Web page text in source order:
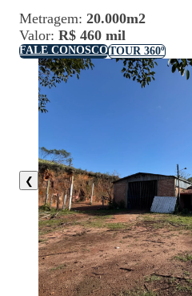
Metragem: 20.000m2
Valor: R$ 460 mil
FALE CONOSCOTOUR 360º
❮